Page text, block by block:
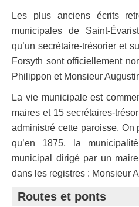
Les plus anciens écrits
municipales de Saint-
qu’un secrétaire-trésorier et
Forsyth sont officiellement
Philippon et Monsieur
La vie municipale est
maires et 15 secrétaires-
administré cette paroisse. On
qu’en 1875, la
municipal dirigé par un
dans les registres : Monsieur
Routes et ponts